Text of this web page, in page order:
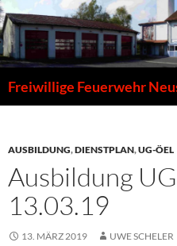
Zum
Inhalt
springen
Freiwillige Feuerwehr
AUSBILDUNG,DIENSTPLAN,UG-ÖEL
Ausbildung
13.03.19
13. MÄRZ 2019 UWE SCHELER